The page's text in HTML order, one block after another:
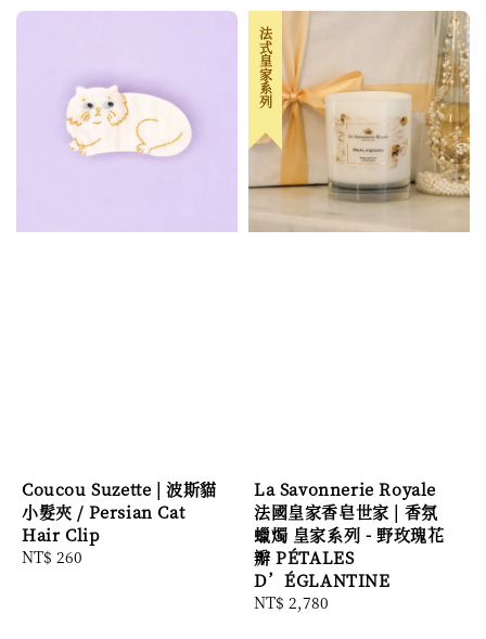
Coucou Suzette | 波斯貓
小髮夾 / Persian Cat
Hair Clip
Regular
NT$ 260
法式皇家系列
La Savonnerie Royale
法國皇家香皂世家 | 香氛
蠟燭 皇家系列 - 野玫瑰花
瓣 PÉTALES
D’ÉGLANTINE
Regular
NT$ 2,780